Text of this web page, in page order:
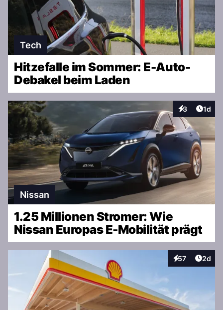
Tech
Hitzefalle im Sommer: E-Auto-
Debakel beim Laden
3
Interaktionen
1d
Nissan
1.25 Millionen Stromer: Wie
Nissan Europas E-Mobilität prägt
57
Interaktionen
2d